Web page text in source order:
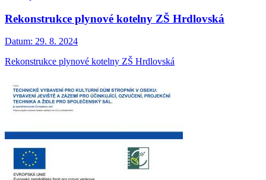
Rekonstrukce plynové kotelny ZŠ Hrdlovská
Datum: 29. 8. 2024
Rekonstrukce plynové kotelny ZŠ Hrdlovská